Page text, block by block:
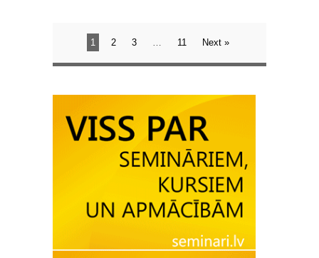
1 2 3 … 11 Next »